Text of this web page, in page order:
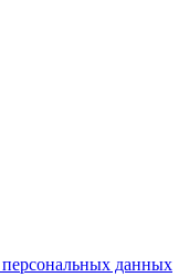
персональных данных